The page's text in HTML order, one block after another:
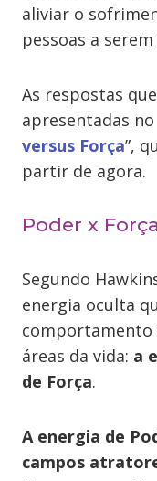
aliviar o
pessoas a
As respostas
apresentadas
versus Força”,
partir de agora.
Poder x Força
Segundo
energia oculta
comportamento
áreas da vida: a
de Força.
A energia de
campos